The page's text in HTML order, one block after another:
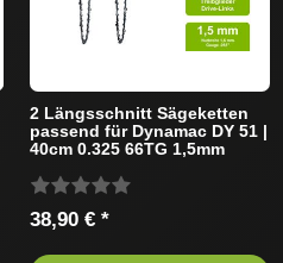
2 Längsschnitt Sägeketten
passend für Dynamac DY 51 |
40cm 0.325 66TG 1,5mm
38,90 € *